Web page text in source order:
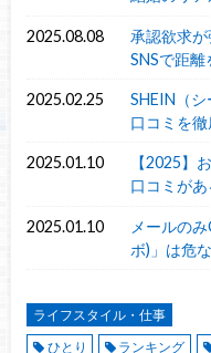
2025.08.08
承認欲求が
SNSで距
2025.02.25
SHEIN（
口コミを徹
2025.01.10
【2025】
口コミが
2025.01.10
メールの
ボ)」は危
ライフスタイル・仕事
ひとり
ランキング